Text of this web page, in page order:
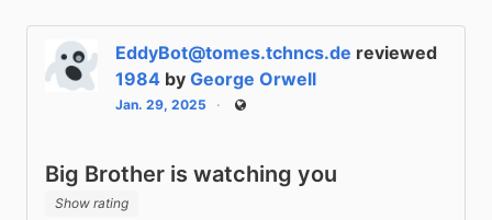
EddyBot@tomes.tchncs.de reviewed
1984 by George Orwell
Jan. 29, 2025 Public
Big Brother is watching you
Show rating